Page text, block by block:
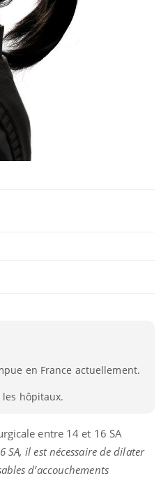
en France actuellement.
les hôpitaux.
entre 14 et 16 SA
SA, il est nécessaire de dilater
d’accouchements
tous les jours se profile-t-
gâche-t-il les premiers